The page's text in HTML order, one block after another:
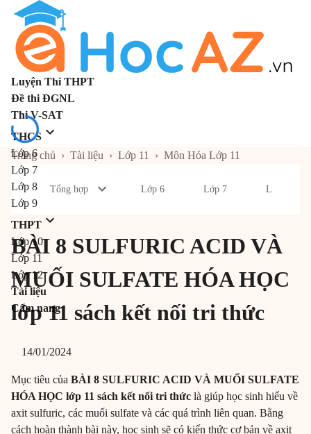
Luyện Thi THPT
Đề thi ĐGNL
Thi V-SAT
THCS
Lớp 6
Lớp 7
Lớp 8
Lớp 9
THPT
Lớp 10
Lớp 11
Lớp 12
Tài liệu
Cẩm nang
Trang chủ › Tài liệu › Lớp 11 › Môn Hóa Lớp 11
Tổng hợp Lớp 6 Lớp 7 Lớp 8
BÀI 8 SULFURIC ACID VÀ
MUỐI SULFATE HÓA HỌC
lớp 11 sách kết nối tri thức
14/01/2024
Mục tiêu của BÀI 8 SULFURIC ACID VÀ MUỐI SULFATE
HÓA HỌC lớp 11 sách kết nối tri thức là giúp học sinh hiểu về
axit sulfuric, các muối sulfate và các quá trình liên quan. Bằng
cách hoàn thành bài này, học sinh sẽ có kiến thức cơ bản về axit